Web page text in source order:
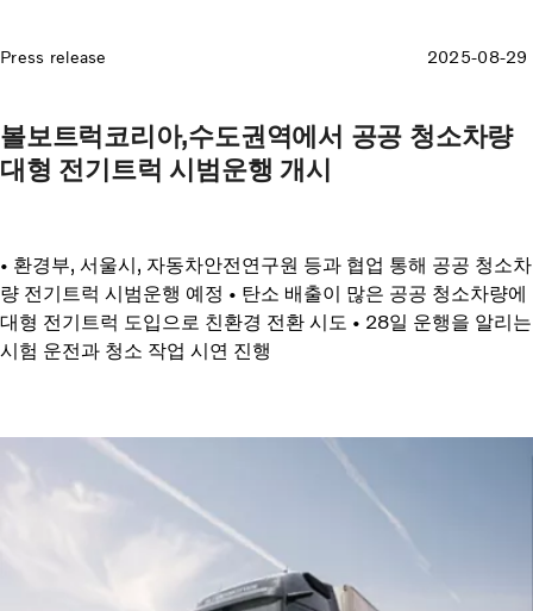
Press release 2025-08-29
볼보트럭코리아,수도권역에서 공공 청소차량
대형 전기트럭 시범운행 개시
• 환경부, 서울시, 자동차안전연구원 등과 협업 통해 공공 청소차
량 전기트럭 시범운행 예정 • 탄소 배출이 많은 공공 청소차량에
대형 전기트럭 도입으로 친환경 전환 시도 • 28일 운행을 알리는
시험 운전과 청소 작업 시연 진행